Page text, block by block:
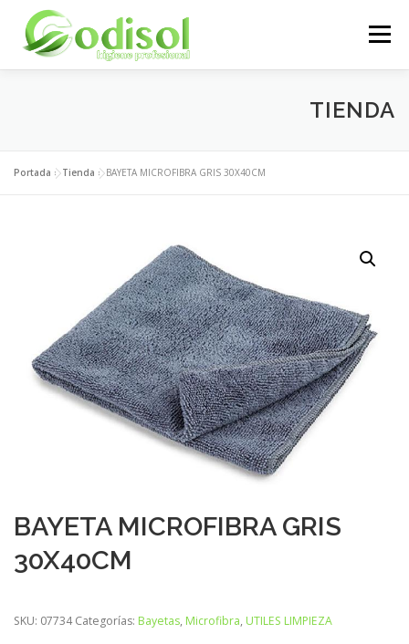
contenido
Menú
ÁREA CLIENTES CONTACTO
TIENDA
Portada »Tienda »BAYETA MICROFIBRA GRIS 30X40CM
BAYETA MICROFIBRA GRIS
30X40CM
SKU: 07734 Categorías: Bayetas, Microfibra, UTILES LIMPIEZA